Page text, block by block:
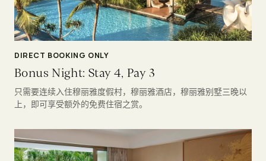
DIRECT BOOKING ONLY
Bonus Night: Stay 4, Pay 3
只需要连续入住穆丽雅度假村，穆丽雅酒店，穆丽雅别墅三晚以
上，即可享受额外的免费住宿之赏。